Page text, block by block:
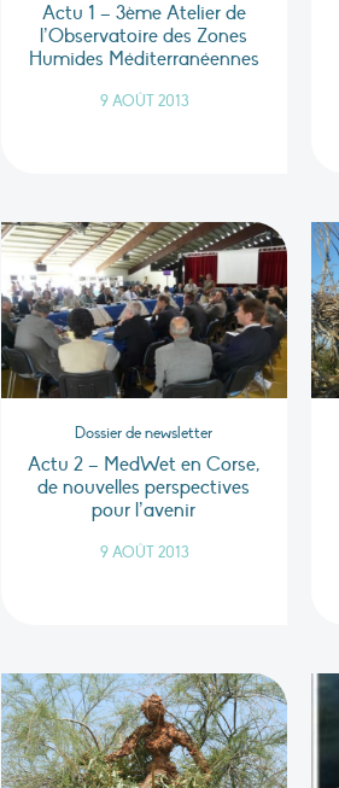
Actu 1 – 3ème Atelier de
l’Observatoire des Zones
Humides Méditerranéennes
9 AOÛT 2013
Dossier de newsletter
Actu 2 – MedWet en Corse,
de nouvelles perspectives
pour l’avenir
9 AOÛT 2013